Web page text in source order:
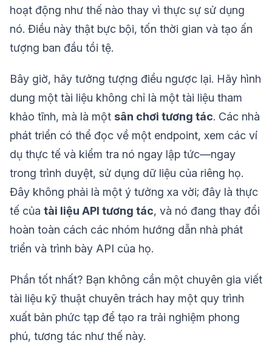
hoạt động như thế nào thay vì thực sự sử dụng
nó. Điều này thật bực bội, tốn thời gian và tạo ấn
tượng ban đầu tồi tệ.
Bây giờ, hãy tưởng tượng điều ngược lại. Hãy hình
dung một tài liệu không chỉ là một tài liệu tham
khảo tĩnh, mà là một sân chơi tương tác. Các nhà
phát triển có thể đọc về một endpoint, xem các ví
dụ thực tế và kiểm tra nó ngay lập tức—ngay
trong trình duyệt, sử dụng dữ liệu của riêng họ.
Đây không phải là một ý tưởng xa vời; đây là thực
tế của tài liệu API tương tác, và nó đang thay đổi
hoàn toàn cách các nhóm hướng dẫn nhà phát
triển và trình bày API của họ.
Phần tốt nhất? Bạn không cần một chuyên gia viết
tài liệu kỹ thuật chuyên trách hay một quy trình
xuất bản phức tạp để tạo ra trải nghiệm phong
phú, tương tác như thế này.